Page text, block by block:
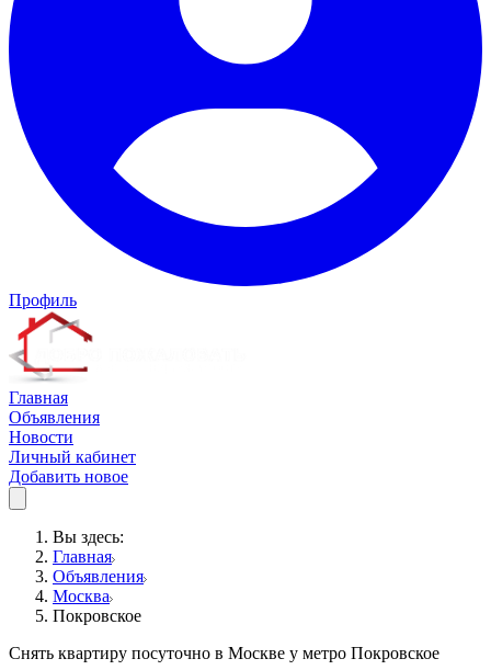
Профиль
Главная
Объявления
Новости
Личный кабинет
Добавить новое
Вы здесь:
Главная
Объявления
Москва
Покровское
Снять квартиру посуточно в Москве у метро Покровское